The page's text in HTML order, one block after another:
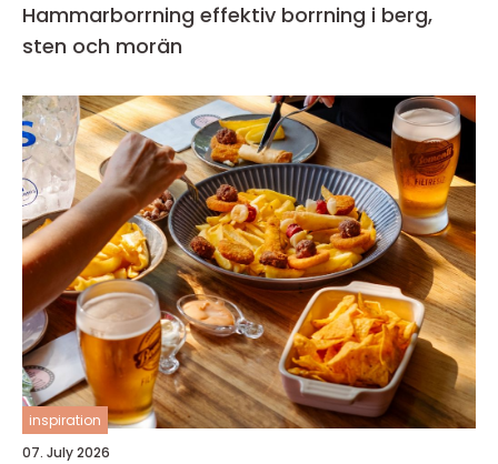
Hammarborrning effektiv borrning i berg,
sten och morän
inspiration
07. July 2026